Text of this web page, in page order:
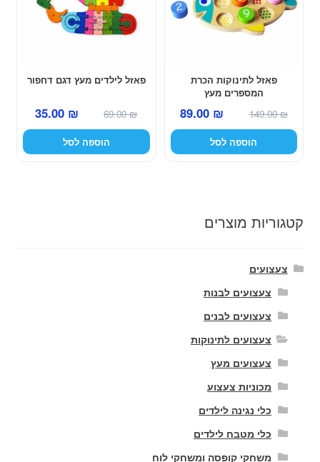
פאזל לתינוקות הכרת
המספרים מעץ
149.00₪
המחיר
המקורי
היה:
89.00 ₪
המחיר
הנוכחי
הוא:
הוספה לסל
פאזל לילדים מעץ דגם דחפור
69.00₪
המחיר
המקורי
היה:
35.00 ₪
המחיר
הנוכחי
הוא:
הוספה לסל
קטגוריות מוצרים
צעצועים
צעצועים לבנות
צעצועים לבנים
צעצועים לתינוקות
צעצועים מעץ
מכוניות צעצוע
כלי נגינה לילדים
כלי מטבח לילדים
משחקי קופסה ומשחקי לוח